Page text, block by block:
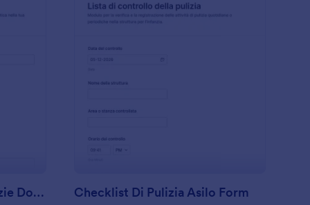
Modulo Di Stima Per Pulizie Domestiche Checklist Di Pulizia Asilo Form